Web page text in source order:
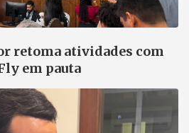
retoma atividades com
em pauta